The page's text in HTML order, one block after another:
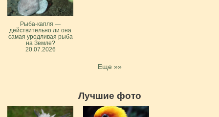
Рыба-капля —
действительно ли она
самая уродливая рыба
на Земле?
20.07.2026
Еще »»
Лучшие фото